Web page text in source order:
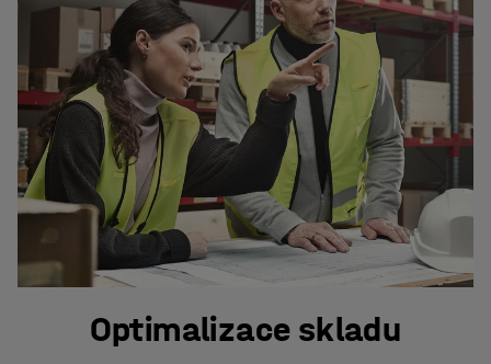
Optimalizace skladu